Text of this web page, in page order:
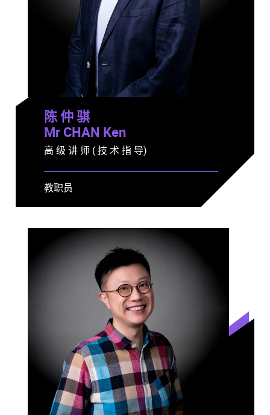
陈 仲 骐
Mr CHAN Ken
高 级 讲 师 ( 技 术 指 导)
教职员